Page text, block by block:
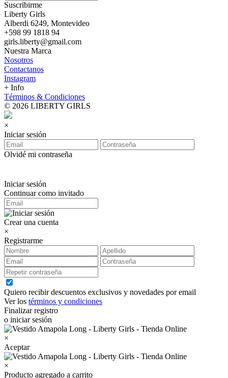
Suscribirme
Liberty Girls
Alberdi 6249, Montevideo
+598 99 1818 94
girls.liberty@gmail.com
Nuestra Marca
Nosotros
Contactanos
Instagram
+ Info
Términos & Condiciones
© 2026 LIBERTY GIRLS
×
Iniciar sesión
Olvidé mi contraseña
Iniciar sesión
Continuar como invitado
Crear una cuenta
×
Registrarme
Quiero recibir descuentos exclusivos y novedades por email
Ver los términos y condiciones
Finalizar registro
o iniciar sesión
×
Aceptar
×
Producto agregado a carrito